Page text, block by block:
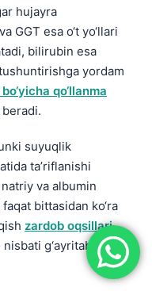
hujayra
GGT esa o‘t yo‘llari
bilirubin esa
yordam
qo‘llanma
suyuqlik
ta’riflanishi
va albumin
bittasidan ko‘ra
zardob oqsillari
g‘ayritabiiy